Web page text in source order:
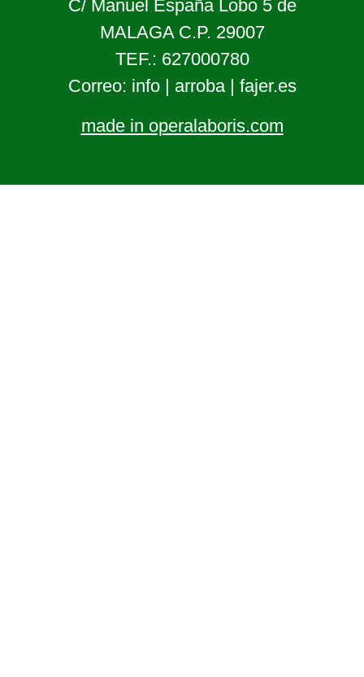
C/ Manuel España Lobo 5 de
MALAGA C.P. 29007
TEF.: 627000780
Correo: info | arroba | fajer.es
made in operalaboris.com